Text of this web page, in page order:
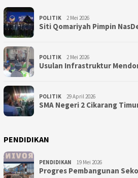
POLITIK 2 Mei 2026
Siti Qomariyah Pimpin
POLITIK 2 Mei 2026
Usulan Infrastruktur
POLITIK 29 April 2026
SMA Negeri 2 Cikarang
PENDIDIKAN
PENDIDIKAN 19 Mei 2026
Progres Pembangunan